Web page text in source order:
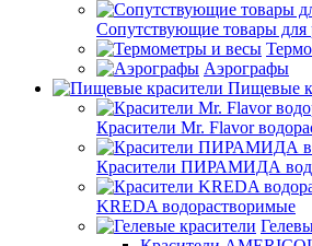
Сопутствующие товары для
Аэрографы
Пищевые
Красители Mr. Flavor
Красители ПИРАМИДА
KREDA водорастворимые